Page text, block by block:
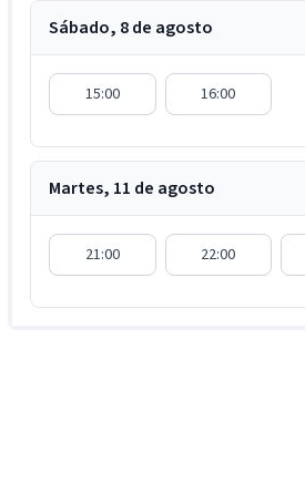
Sábado, 8 de agosto
15:00 16:00
Martes, 11 de agosto
21:00 22:00